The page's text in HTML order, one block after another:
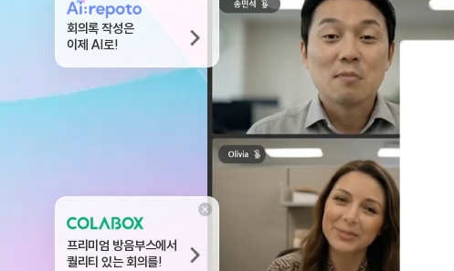
회의록 작성은
이제 AI로!
프리미엄 방음부스에서
퀄리티 있는 회의를!